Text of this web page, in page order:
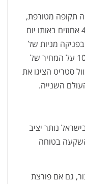
שוק ההון חווה תקופה מטורפת,
החל מימים שבהם המניות עלו וירדו ב 4-5 אחוזים באותו יום
מניות של
החברות הכי טובות בעולם בהנחה של 10% על המחיר של
סטריט הציגו את
השנייה.
נותר יציב
בטוחה
גם אם פורצת